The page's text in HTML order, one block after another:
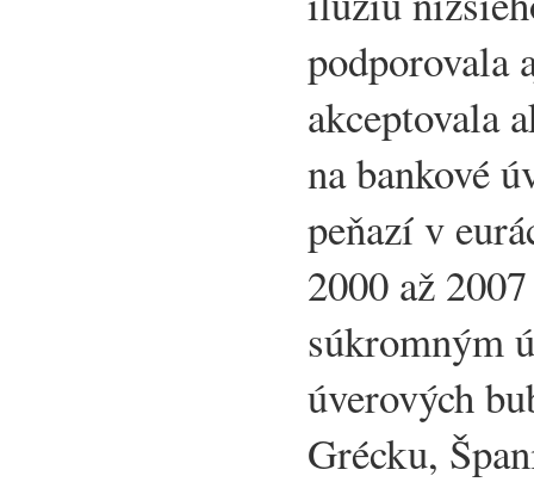
podporovala
akceptovala
na bankové
peňazí v
2000 až
súkromným
úverových
Grécku,